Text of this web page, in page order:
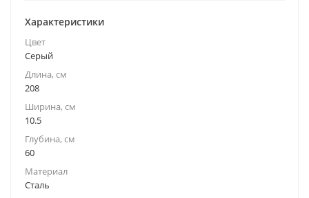
Характеристики
Цвет
Серый
Длина, см
208
Ширина, см
10.5
Глубина, см
60
Материал
Сталь